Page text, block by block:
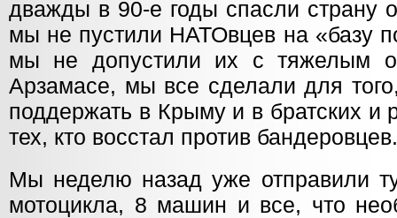
дважды в 90-е годы спасли страну
мы не пустили НАТОвцев на «базу
мы не допустили их с тяжелым
Арзамасе, мы все сделали для
поддержать в Крыму и в братских и
тех, кто восстал против
Мы неделю назад уже отправили
мотоцикла, 8 машин и все, что